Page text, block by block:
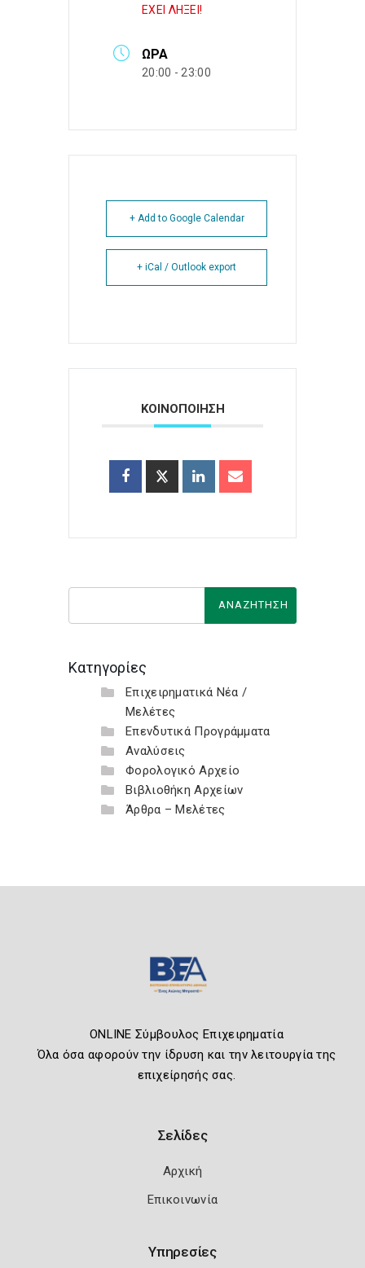
ΕΧΕΙ ΛΗΞΕΙ!
ΏΡΑ
20:00 - 23:00
+ Add to Google Calendar
+ iCal / Outlook export
ΚΟΙΝΟΠΟΙΗΣΗ
Κατηγορίες
Επιχειρηματικά Νέα /
Μελέτες
Επενδυτικά Προγράμματα
Αναλύσεις
Φορολογικό Αρχείο
Βιβλιοθήκη Αρχείων
Άρθρα – Μελέτες
ONLINE Σύμβουλος Επιχειρηματία
Όλα όσα αφορούν την ίδρυση και την λειτουργία της
επιχείρησής σας.
Σελίδες
Αρχική
Επικοινωνία
Υπηρεσίες